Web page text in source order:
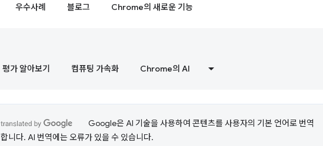
우수사례 블로그 Chrome의 새로운 기능
평가 알아보기 컴퓨팅 가속화 Chrome의 AI
Google은 AI 기술을 사용하여 콘텐츠를 사용자의 기본 언어로 번역
합니다. AI 번역에는 오류가 있을 수 있습니다.